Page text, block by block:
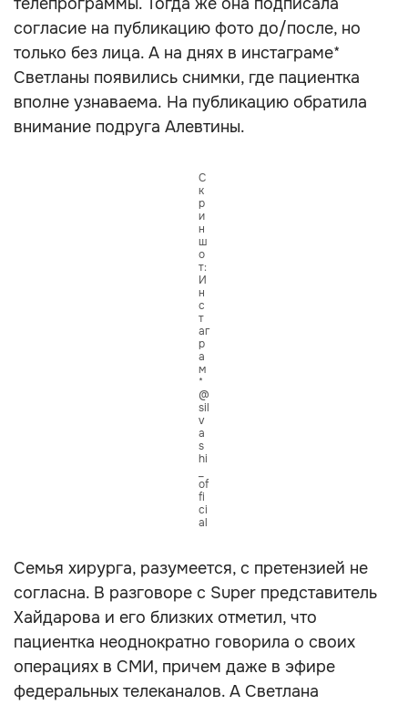
согласие на публикацию фото до/после, но
только без лица. А на днях в инстаграме*
Светланы появились снимки, где пациентка
вполне узнаваема. На публикацию обратила
внимание подруга Алевтины.
С
к
р
и
н
ш
о
т:
И
н
с
т
аг
р
а
м
*
@
sil
v
a
s
hi
of
fi
ci
al
Семья хирурга, разумеется, с претензией не
согласна. В разговоре с Super представитель
Хайдарова и его близких отметил, что
пациентка неоднократно говорила о своих
операциях в СМИ, причем даже в эфире
федеральных телеканалов. А Светлана